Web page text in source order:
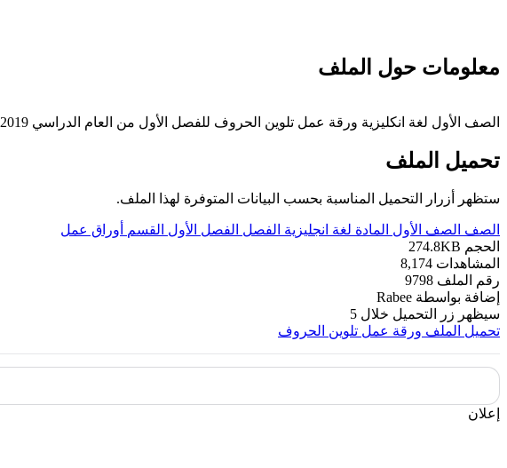
معلومات حول الملف
الصف الأول لغة انكليزية ورقة عمل تلوين الحروف للفصل الأول من العام الدراسي 2019-2020 وفق المنهاج الإماراتي الحديث ----- مع التمنيات لجميع الطلبة بالنجاح والتفوق.
تحميل الملف
ستظهر أزرار التحميل المناسبة بحسب البيانات المتوفرة لهذا الملف.
الصف الصف الأول المادة لغة انجليزية الفصل الفصل الأول القسم أوراق عمل
الحجم 274.8KB
المشاهدات 8,174
رقم الملف 9798
إضافة بواسطة Rabee
سيظهر زر التحميل خلال 5
تحميل الملف ورقة عمل تلوين الحروف
إعلان